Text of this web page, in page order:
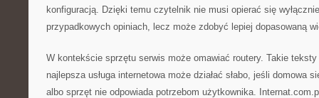
konfiguracją. Dzięki temu czytelnik nie musi opierać się
przypadkowych opiniach, lecz może zdobyć lepiej dopasowaną
W kontekście sprzętu serwis może omawiać routery. Takie
najlepsza usługa internetowa może działać słabo, jeśli domowa
albo sprzęt nie odpowiada potrzebom użytkownika.